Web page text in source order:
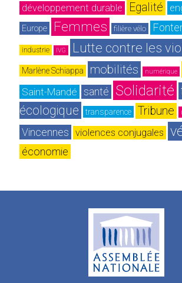
développement durable Egalité
Europe Femmes filière vélo
industrie IVG Lutte contre les
Marlène Schiappa mobilités numérique
Saint-Mandé santé Solidarité
écologique
transparence Tribune
Vincennes violences conjugales
économie